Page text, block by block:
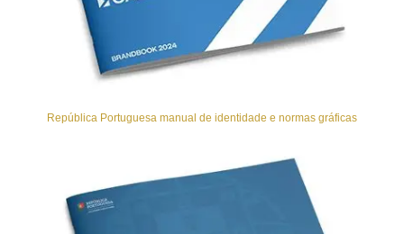
República Portuguesa manual de identidade e normas gráficas